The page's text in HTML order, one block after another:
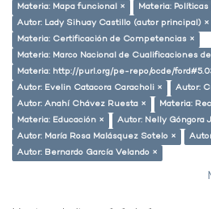
Materia: Mapa funcional ×
Materia:
Autor: Lady Sihuay Castillo (autor principal) ×
Materia: Certificación de Competencias ×
Materia: Marco Nacional de Cualificaciones
Materia: http://purl.org/pe-repo/ocde/
Autor: Evelin Catacora Caracholi ×
Autor:
Autor: Anahí Chávez Ruesta ×
Materia:
Materia: Educación ×
Autor: Nelly Góngora
Autor: María Rosa Malásquez Sotelo ×
Autor: Bernardo García Velando ×